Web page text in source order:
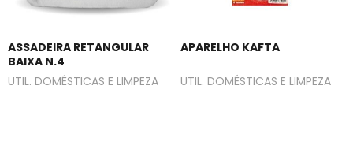
ASSADEIRA RETANGULAR
BAIXA N.4
UTIL. DOMÉSTICAS E LIMPEZA
APARELHO KAFTA
UTIL. DOMÉSTICAS E LIMPEZA